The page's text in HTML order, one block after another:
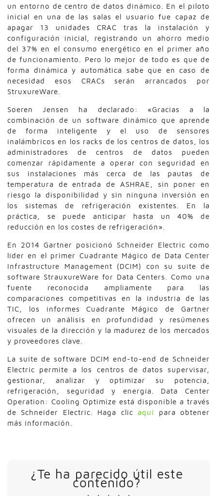
un entorno de centro de datos dinámico. En el piloto
inicial en una de las salas el usuario fue capaz de
apagar 13 unidades CRAC tras la instalación y
configuración inicial, registrando un ahorro medio
del 37% en el consumo energético en el primer año
de funcionamiento. Pero lo mejor de todo es que de
forma dinámica y automática sabe que en caso de
necesidad esos CRACs serán arrancados por
StruxureWare.
Soeren Jensen ha declarado: «Gracias a la
combinación de un software dinámico que aprende
de forma inteligente y el uso de sensores
inalámbricos en los racks de los centros de datos, los
administradores de centros de datos pueden
comenzar rápidamente a operar con seguridad en
sus instalaciones más cerca de las pautas de
temperatura de entrada de ASHRAE, sin poner en
riesgo la disponibilidad y sin ninguna inversión en
los sistemas de refrigeración existentes. En la
práctica, se puede anticipar hasta un 40% de
reducción en los costes de refrigeración».
En 2014 Gartner posicionó Schneider Electric como
líder en el primer Cuadrante Mágico de Data Center
Infrastructure Management (DCIM) con su suite de
software StrauxureWare for Data Centers. Como una
fuente reconocida ampliamente para las
comparaciones competitivas en la industria de las
TIC, los informes Cuadrante Mágico de Gartner
ofrecen un análisis en profundidad y resúmenes
visuales de la dirección y la madurez de los mercados
y proveedores clave.
La suite de software DCIM end-to-end de Schneider
Electric permite a los centros de datos supervisar,
gestionar, analizar y optimizar su potencia,
refrigeración, seguridad y energía. Data Center
Operation: Cooling Optimize está disponible a través
de Schneider Electric. Haga clic aquí para obtener
más información.
¿Te ha parecido útil este
contenido?